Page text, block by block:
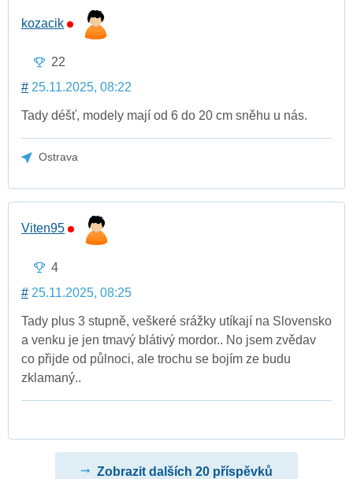
kozacik
22
# 25.11.2025, 08:22
Tady déšť, modely mají od 6 do 20 cm sněhu u nás.
Ostrava
Viten95
4
# 25.11.2025, 08:25
Tady plus 3 stupně, veškeré srážky utíkají na Slovensko
a venku je jen tmavý blátivý mordor.. No jsem zvědav
co přijde od půlnoci, ale trochu se bojím ze budu
zklamaný..
Zobrazit dalších 20 příspěvků